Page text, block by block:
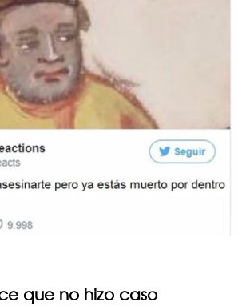
que no hizo caso